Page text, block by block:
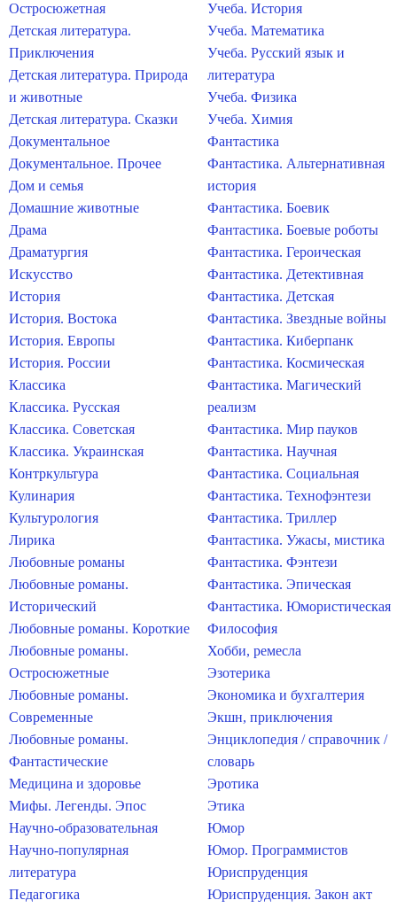
Остросюжетная
Детская литература.
Приключения
Детская литература. Природа
и животные
Детская литература. Сказки
Документальное
Документальное. Прочее
Дом и семья
Домашние животные
Драма
Драматургия
Искусство
История
История. Востока
История. Европы
История. России
Классика
Классика. Русская
Классика. Советская
Классика. Украинская
Контркультура
Кулинария
Культурология
Лирика
Любовные романы
Любовные романы.
Исторический
Любовные романы. Короткие
Любовные романы.
Остросюжетные
Любовные романы.
Современные
Любовные романы.
Фантастические
Медицина и здоровье
Мифы. Легенды. Эпос
Научно-образовательная
Научно-популярная
литература
Педагогика
Учеба. История
Учеба. Математика
Учеба. Русский язык и
литература
Учеба. Физика
Учеба. Химия
Фантастика
Фантастика. Альтернативная
история
Фантастика. Боевик
Фантастика. Боевые роботы
Фантастика. Героическая
Фантастика. Детективная
Фантастика. Детская
Фантастика. Звездные войны
Фантастика. Киберпанк
Фантастика. Космическая
Фантастика. Магический
реализм
Фантастика. Мир пауков
Фантастика. Научная
Фантастика. Социальная
Фантастика. Технофэнтези
Фантастика. Триллер
Фантастика. Ужасы, мистика
Фантастика. Фэнтези
Фантастика. Эпическая
Фантастика. Юмористическая
Философия
Хобби, ремесла
Эзотерика
Экономика и бухгалтерия
Экшн, приключения
Энциклопедия / справочник /
словарь
Эротика
Этика
Юмор
Юмор. Программистов
Юриспруденция
Юриспруденция. Закон акт